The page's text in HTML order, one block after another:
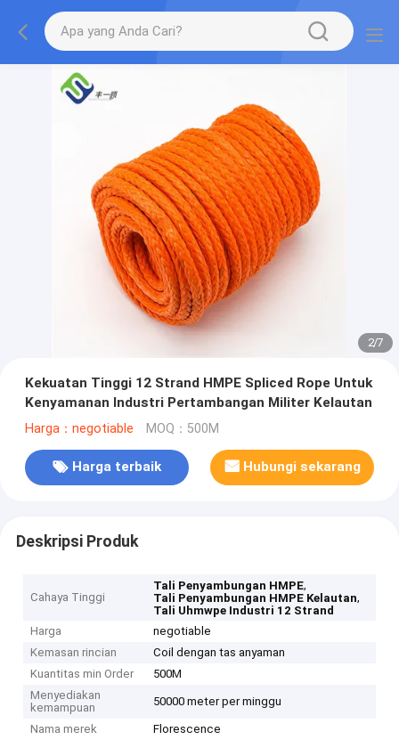
2/7
Kekuatan Tinggi 12 Strand HMPE Spliced ​​Rope Untuk
Kenyamanan Industri Pertambangan Militer Kelautan
Harga：negotiable MOQ：500M
Harga terbaik Hubungi sekarang
Deskripsi Produk
Cahaya Tinggi
Tali Penyambungan HMPE,
Tali Penyambungan HMPE Kelautan,
Tali Uhmwpe Industri 12 Strand
Harga
negotiable
Kemasan rincian
Coil dengan tas anyaman
Kuantitas min Order
500M
Menyediakan
kemampuan
50000 meter per minggu
Nama merek Florescence